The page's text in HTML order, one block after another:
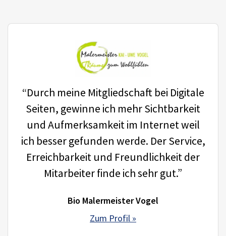
“Durch meine Mitgliedschaft bei Digitale
Seiten, gewinne ich mehr Sichtbarkeit
und Aufmerksamkeit im Internet weil
ich besser gefunden werde. Der Service,
Erreichbarkeit und Freundlichkeit der
Mitarbeiter finde ich sehr gut.”
Bio Malermeister Vogel
Zum Profil »